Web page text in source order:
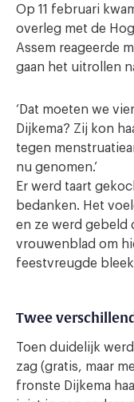
Op 11 februari
overleg met de
Assem reageerde
gaan het uitrollen
‘Dat moeten we
Dijkema? Zij kon
tegen
nu genomen.’
Er werd taart
bedanken. Het
en ze werd gebeld
vrouwenblad om
feestvreugde
Twee
Toen duidelijk
zag (gratis, maar
fronste Dijkema